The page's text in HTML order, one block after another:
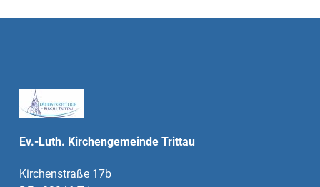
Ev.-Luth. Kirchengemeinde Trittau
Kirchenstraße 17b